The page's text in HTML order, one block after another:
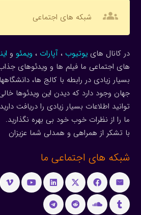
groups شبکه های اجتماعی
در کانال هاییوتیوب ، آپارات ، ویمئو و
های اجتماعی ما فیلم ها و ویدئوهای
بسیار زیادی در رابطه با کالج ها،
جهان وجود دارد که دیدن این ویدئوها
توانید اطلاعات بسیار زیادی را دریافت
ما را از نظرات خوب خود بی بهره نگذارید.
با تشکر از همراهی و همدلی شما عزیزان
شبکه های اجتماعی ما